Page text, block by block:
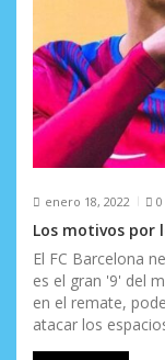
enero 18, 2022 0
Los motivos por
El FC Barcelona
es el gran '9' del
en el remate,
atacar los